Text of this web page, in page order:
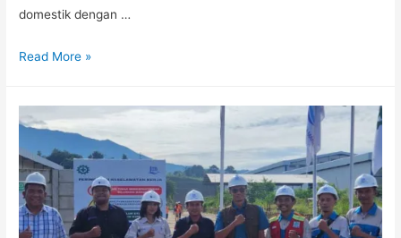
domestik dengan …
Read More »